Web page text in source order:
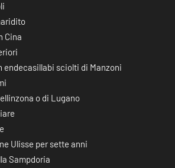
Cina
endecasillabi sciolti di Manzoni
o di Lugano
Ulisse per sette anni
Sampdoria